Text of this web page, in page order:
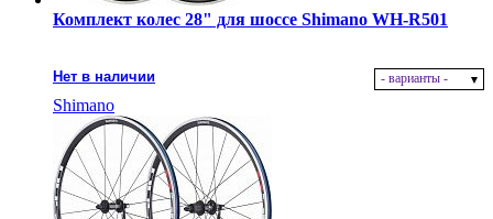
Комплект колес 28" для шоссе Shimano WH-R501
Нет в наличии - варианты -
Shimano